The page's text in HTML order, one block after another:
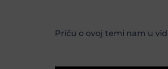
Priču o ovoj temi nam u